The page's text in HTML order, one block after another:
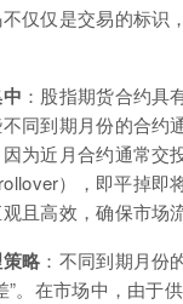
仅仅是交易的标
：股指期货合约具
同到期月份的合约
为近月合约通常交
），即平掉
且高效，确保市场
略 ：不同到期月份
”。在市场中，由于